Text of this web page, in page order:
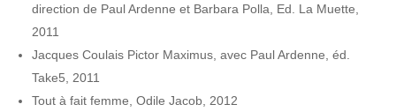
direction de Paul Ardenne et Barbara Polla, Ed. La Muette,
2011
Jacques Coulais Pictor Maximus, avec Paul Ardenne, éd.
Take5, 2011
Tout à fait femme, Odile Jacob, 2012